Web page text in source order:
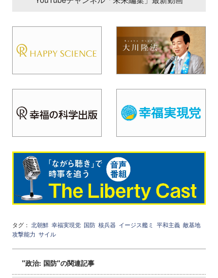
タグ： 北朝鮮 幸福実現党 国防 核兵器 イージス艦ミ 平和主義 敵基地
攻撃能力 サイル
"政治: 国防"の関連記事